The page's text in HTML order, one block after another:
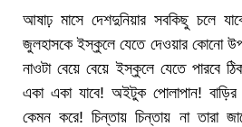
আষাঢ় মাসে দেশদুনিয়ার সবকিছু চলে
জুলহাসকে ইস্কুলে যেতে দেওয়ার কোনো
নাওটা বেয়ে বেয়ে ইস্কুলে যেতে পারবে
একা একা যাবে! অইটুক পোলাপান!
কেমন করে! চিন্তায় চিন্তায় না তারা